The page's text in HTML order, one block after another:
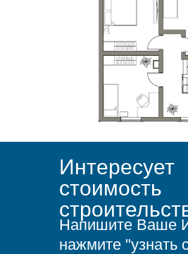
Интересует
стоимость
Напишите Ваше
нажмите "узнать